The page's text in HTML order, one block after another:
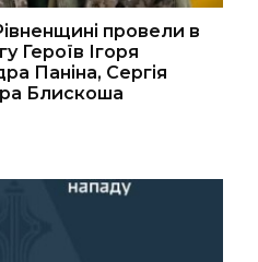
провели в
Героїв Ігоря
Паніна, Сергія
Блискоша